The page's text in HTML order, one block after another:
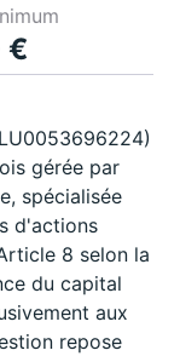
€
gérée par
spécialisée
d'actions
8 selon la
du capital
aux
repose